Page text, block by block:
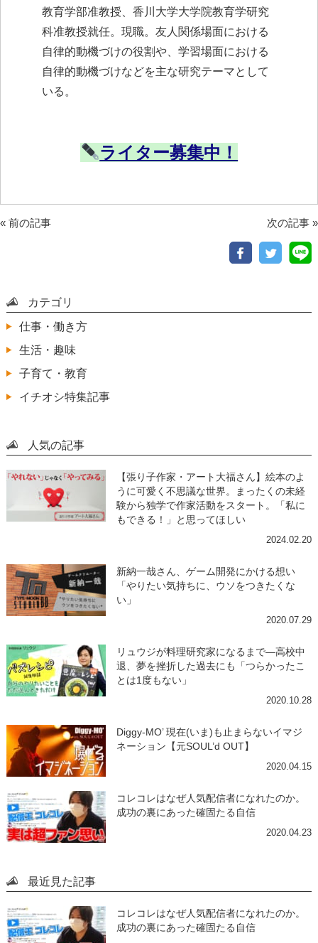
教育学部准教授、香川大学大学院教育学研究
科准教授就任。現職。友人関係場面における
自律的動機づけの役割や、学習場面における
自律的動機づけなどを主な研究テーマとして
いる。
ライター募集中！
« 前の記事 次の記事 »
カテゴリ
仕事・働き方
生活・趣味
子育て・教育
イチオシ特集記事
人気の記事
【張り子作家・アート大福さん】絵本のよ
うに可愛く不思議な世界。まったくの未経
験から独学で作家活動をスタート。「私に
もできる！」と思ってほしい
2024.02.20
新納一哉さん、ゲーム開発にかける想い
「やりたい気持ちに、ウソをつきたくな
い」
2020.07.29
リュウジが料理研究家になるまで―高校中
退、夢を挫折した過去にも「つらかったこ
とは1度もない」
2020.10.28
Diggy-MO’ 現在(いま)も止まらないイマジ
ネーション【元SOUL’d OUT】
2020.04.15
コレコレはなぜ人気配信者になれたのか。
成功の裏にあった確固たる自信
2020.04.23
最近見た記事
コレコレはなぜ人気配信者になれたのか。
成功の裏にあった確固たる自信